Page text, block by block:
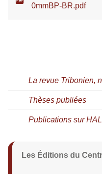
0mmBP-BR.pdf
La revue Tribonien,
Thèses publiées
Publications sur HAL
Les Éditions du